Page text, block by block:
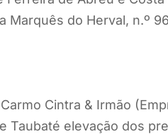
Marquês do Herval, n.º
Cintra & Irmão
Taubaté elevação dos